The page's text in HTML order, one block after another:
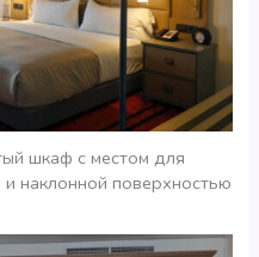
шкаф с местом для
наклонной поверхностью